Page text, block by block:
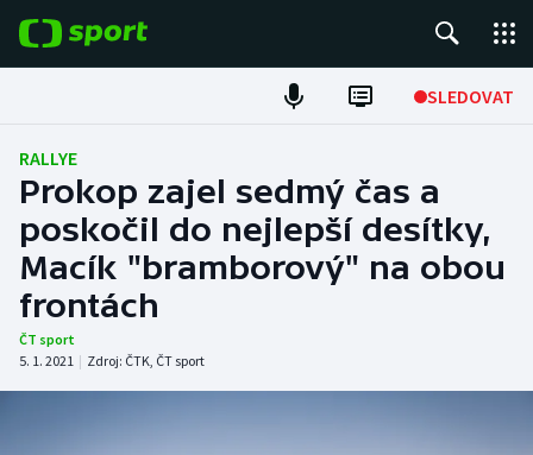
SLEDOVAT
Fotbal
Hokej
Tenis
Atletika
RALLYE
Prokop zajel sedmý čas a
poskočil do nejlepší desítky,
Macík "bramborový" na obou
frontách
ČT sport
5. 1. 2021 | Zdroj: ČTK, ČT sport